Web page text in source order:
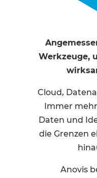
Werkzeuge,
Cloud,
Immer
Daten und
die Grenzen
Anovis